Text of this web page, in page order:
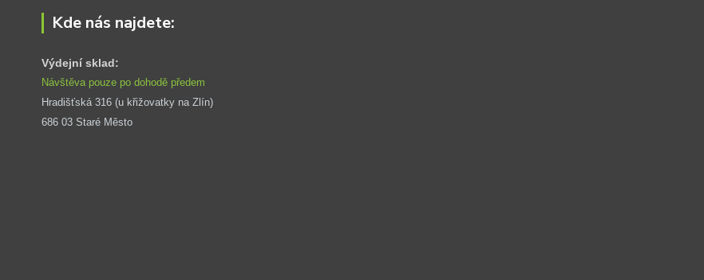
Kde nás najdete:
Výdejní sklad:
Návštěva pouze po dohodě předem
Hradišťská 316 (u křižovatky na Zlín)
686 03 Staré Město